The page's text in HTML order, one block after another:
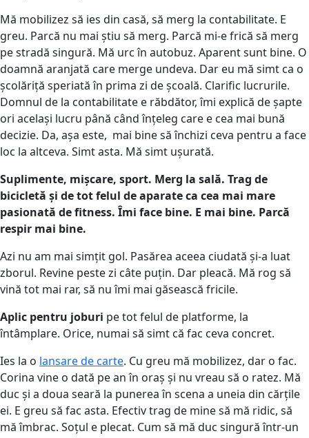
Mă mobilizez să ies din casă, să merg la contabilitate. E
greu. Parcă nu mai știu să merg. Parcă mi-e frică să merg
pe stradă singură. Mă urc în autobuz. Aparent sunt bine. O
doamnă aranjată care merge undeva. Dar eu mă simt ca o
școlăriță speriată în prima zi de școală. Clarific lucrurile.
Domnul de la contabilitate e răbdător, îmi explică de șapte
ori același lucru până când înțeleg care e cea mai bună
decizie. Da, așa este, mai bine să închizi ceva pentru a face
loc la altceva. Simt asta. Mă simt ușurată.
Suplimente, mișcare, sport. Merg la sală. Trag de
bicicletă și de tot felul de aparate ca cea mai mare
pasionată de fitness. Îmi face bine. E mai bine. Parcă
respir mai bine.
Azi nu am mai simțit gol. Pasărea aceea ciudată și-a luat
zborul. Revine peste zi câte puțin. Dar pleacă. Mă rog să
vină tot mai rar, să nu îmi mai găsească fricile.
Aplic pentru joburi pe tot felul de platforme, la
întâmplare. Orice, numai să simt că fac ceva concret.
Ies la o lansare de carte. Cu greu mă mobilizez, dar o fac.
Corina vine o dată pe an în oraș și nu vreau să o ratez. Mă
duc și a doua seară la punerea în scena a uneia din cărțile
ei. E greu să fac asta. Efectiv trag de mine să mă ridic, să
mă îmbrac. Soțul e plecat. Cum să mă duc singură într-un